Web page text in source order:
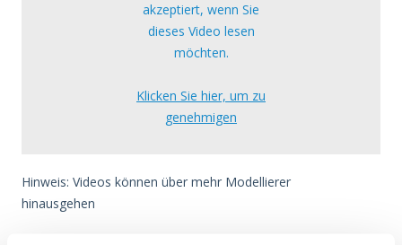
akzeptiert, wenn Sie
dieses Video lesen
möchten.
Klicken Sie hier, um zu
genehmigen
Hinweis: Videos können über mehr Modellierer
hinausgehen